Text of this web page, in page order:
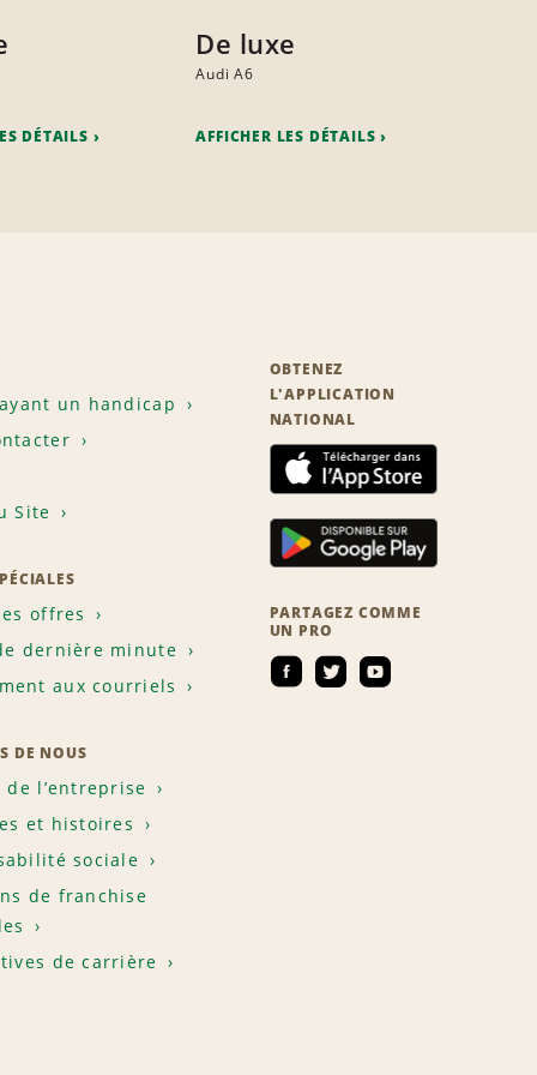
DÉTAILS
De luxe
Audi A6
AFFICHER LES DÉTAILS
un handicap
Site
offres
dernière minute
aux courriels
DE NOUS
de l’entreprise
et histoires
sociale
de franchise
de carrière
OBTENEZ
L'APPLICATION
NATIONAL
PARTAGEZ COMME
UN PRO